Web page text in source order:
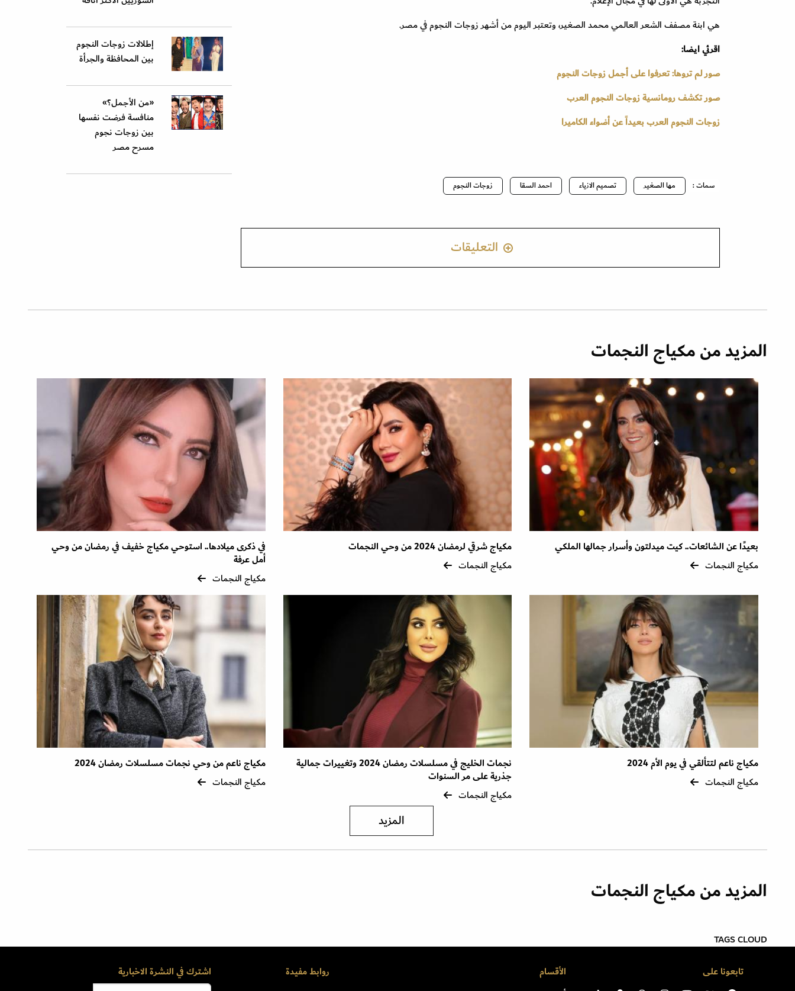
هي ابنة مصفف الشعر العالمي محمد الصغير، وتعتبر اليوم من أشهر زوجات النجوم في مصر.
اقرئي ايضا:
صور لم تروها: تعرفوا على أجمل زوجات النجوم
صور تكشف رومانسية زوجات النجوم العرب
زوجات النجوم العرب بعيداً عن أضواء الكاميرا
سمات : مها الصغير تصميم الازياء احمد السقا زوجات النجوم
التعليقات
إطلالات زوجات النجوم
بين المحافظة والجرأة
«من الأجمل؟»
منافسة فرضت نفسها
بين زوجات نجوم
مسرح مصر
المزيد من مكياج النجمات
بعيدًا عن الشائعات.. كيت ميدلتون وأسرار جمالها الملكي
مكياج النجمات
مكياج شرقي لرمضان 2024 من وحي النجمات
مكياج النجمات
في ذكرى ميلادها.. استوحي مكياج خفيف في رمضان من وحي
أمل عرفة
مكياج النجمات
مكياج ناعم لتتألقي في يوم الأم 2024
مكياج النجمات
نجمات الخليج في مسلسلات رمضان 2024 وتغييرات جمالية
جذرية على مر السنوات
مكياج النجمات
مكياج ناعم من وحي نجمات مسلسلات رمضان 2024
مكياج النجمات
المزيد
المزيد من مكياج النجمات
TAGS CLOUD
تابعونا على الأقسام روابط مفيدة اشترك في النشرة الاخبارية